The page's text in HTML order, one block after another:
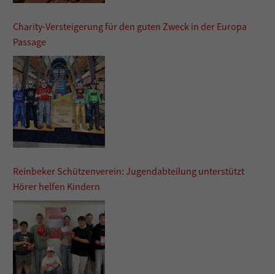
Charity-Versteigerung für den guten Zweck in der Europa
Passage
Reinbeker Schützenverein: Jugendabteilung unterstützt
Hörer helfen Kindern